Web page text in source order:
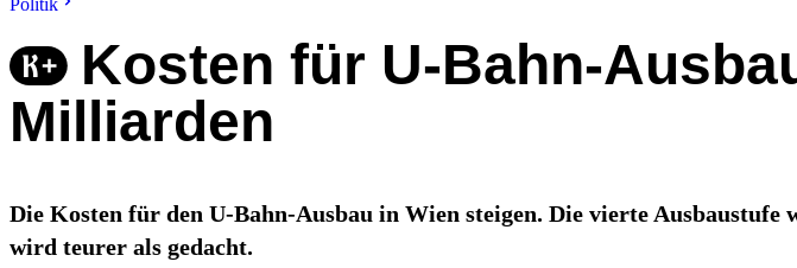
Kosten für U-Bahn-
Milliarden
Die Kosten für den U-Bahn-Ausbau in Wien steigen. Die vierte
wird teurer als gedacht.